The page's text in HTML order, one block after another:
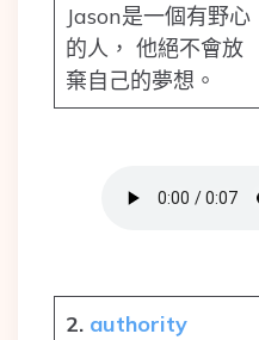
Jason是一個有野心
的人， 他絕不會放
棄自己的夢想。
2. authority